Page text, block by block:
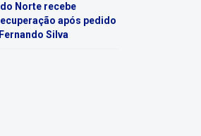
Norte recebe
após pedido
Silva